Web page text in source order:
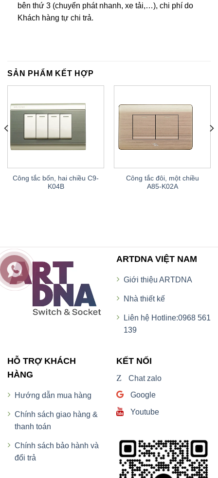
bên thứ 3 (chuyển phát nhanh, xe tải,…), chi phí do
Khách hàng tự chi trả.
SẢN PHẨM KẾT HỢP
Công tắc bốn, hai chiều C9-
K04B
Công tắc đôi, một chiều
A85-K02A
ARTDNA VIỆT NAM
Giới thiệu ARTDNA
Nhà thiết kế
Liên hệ Hotline:0968 561
139
HỖ TRỢ KHÁCH
HÀNG
Hướng dẫn mua hàng
Chính sách giao hàng &
thanh toán
Chính sách bảo hành và
đổi trả
KẾT NỐI
Z Chat zalo
Google
Youtube